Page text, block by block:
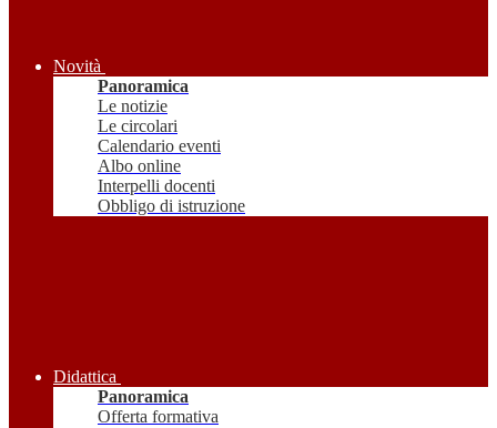
Novità
Panoramica
Le notizie
Le circolari
Calendario eventi
Albo online
Interpelli docenti
Obbligo di istruzione
Didattica
Panoramica
Offerta formativa